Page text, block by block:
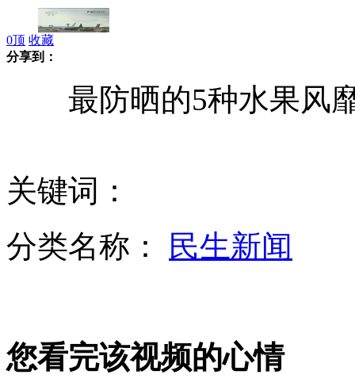
重庆女子监狱举办健美操比赛 性感动感全到位
0顶 收藏
分享到：
最防晒的5种水果风靡
关键词：
分类名称：
民生新闻
您看完该视频的心情